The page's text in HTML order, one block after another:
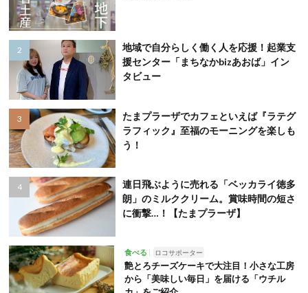
地域で自分らしく働く人を応援！起業支
援センター「まちなかbizあおば」イン
タビュー
たまプラーザでカフェといえば『ラテグ
ラフィック』至福のモーニングを楽しも
う！
連日飛ぶように売れる「ベッカライ徳多
朗」のミルククリーム。賞味時間の短さ
に衝撃…！【たまプラーザ】
食べる ロコサポーター
艶とろチーズケーキで大注目！小さな工房
から「美味しい毎日」を届ける「ウチル